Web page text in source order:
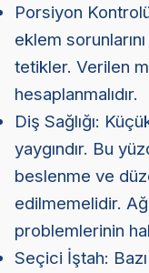
Porsiyon
eklem
tetikler. Verilen
hesaplanmalıdır.
Diş Sağlığı:
yaygındır. Bu
beslenme ve
edilmemelidir.
problemlerinin
Seçici İştah: